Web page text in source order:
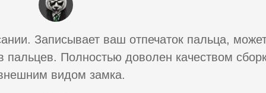
Записывает ваш отпечаток пальца,
пальцев. Полностью доволен качеством
видом замка.